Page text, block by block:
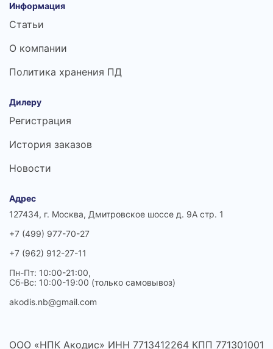
Информация
Статьи
О компании
Политика хранения ПД
Дилеру
Регистрация
История заказов
Новости
Адрес
127434, г. Москва, Дмитровское шоссе д. 9А стр. 1
+7 (499) 977-70-27
+7 (962) 912-27-11
Пн-Пт: 10:00-21:00,
Сб-Вс: 10:00-19:00 (только самовывоз)
akodis.nb@gmail.com
ООО «НПК Акодис» ИНН 7713412264 КПП 771301001